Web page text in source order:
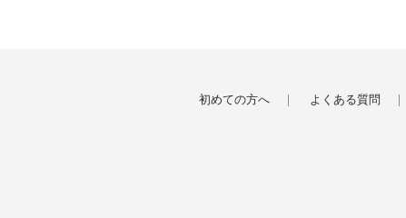
初めての方へ よくある質問